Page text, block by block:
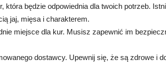
która będzie odpowiednia dla twoich potrzeb.
jaj, mięsa i charakterem.
miejsce dla kur. Musisz zapewnić im
dostawcy. Upewnij się, że są zdrowe i